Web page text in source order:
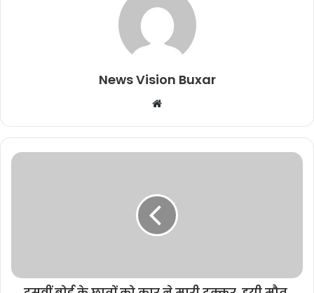
News Vision Buxar
b
s